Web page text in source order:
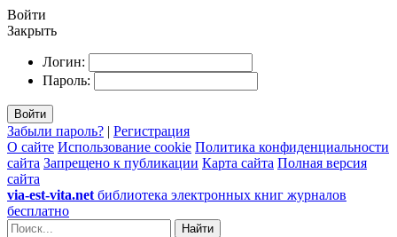
Войти
Закрыть
Логин:
Пароль:
Войти
Забыли пароль? | Регистрация
О сайте Использование cookie Политика конфиденциальности
сайта Запрещено к публикации Карта сайта Полная версия
сайта
via-est-vita.net библиотека электронных книг журналов
бесплатно
Найти